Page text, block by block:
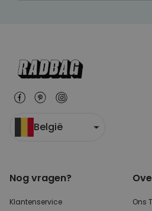
België
Nog vragen?
Klantenservice Ons